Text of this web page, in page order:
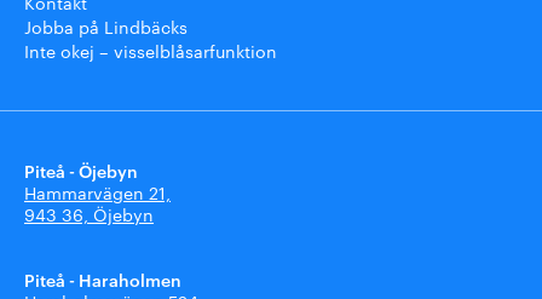
Jobba på Lindbäcks
Inte okej – visselblåsarfunktion
Piteå - Öjebyn
Hammarvägen 21,
943 36, Öjebyn
Piteå - Haraholmen